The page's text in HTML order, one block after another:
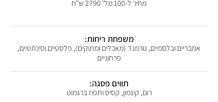
מחיר ל-100 מל' 2790 ש"ח
משפחת ריחות:
אמבריים ובלסמיים, גורמנד (מאכלים ומתוקים), פלסטיים וסינתטיים,
פרחוניים
תווים פסגה:
רום, קינמון, קסיס ותפוז ברגמוט